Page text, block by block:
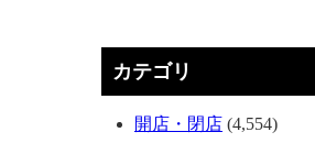
カテゴリ
開店・閉店 (4,554)